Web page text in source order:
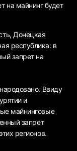
на майнинг будет
Донецкая
республика: в
запрет на
Ввиду
и
майнинговые
запрет
регионов.